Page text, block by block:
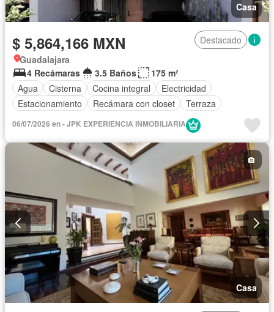
Casa
$ 5,864,166 MXN
Destacado
Guadalajara
4 Recámaras
3.5 Baños
175 m²
Agua
Cisterna Cocina integral
Electricidad
Estacionamiento
Recámara con closet Terraza
06/07/2026 en - JPK EXPERIENCIA INMOBILIARIA
Casa